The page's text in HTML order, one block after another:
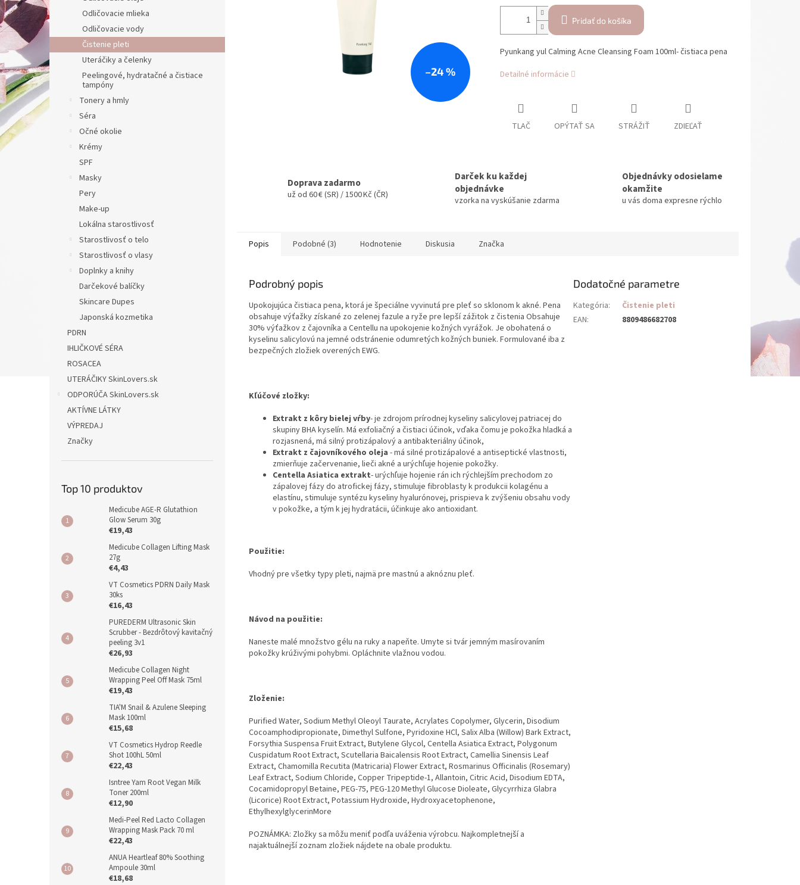
Odličovacie mlieka
Odličovacie vody
Čistenie pleti
Uteráčiky a čelenky
Peelingové, hydratačné a čistiace
tampóny
Tonery a hmly
Séra
Očné okolie
Krémy
SPF
Masky
Pery
Make-up
Lokálna starostlivosť
Starostlivosť o telo
Starostlivosť o vlasy
Doplnky a knihy
Darčekové balíčky
Skincare Dupes
Japonská kozmetika
PDRN
IHLIČKOVÉ SÉRA
ROSACEA
UTERÁČIKY SkinLovers.sk
ODPORÚČA SkinLovers.sk
AKTÍVNE LÁTKY
VÝPREDAJ
Značky
Top 10 produktov
Medicube AGE-R Glutathion
Glow Serum 30g
€19,43
Medicube Collagen Lifting Mask
27g
€4,43
VT Cosmetics PDRN Daily Mask
30ks
€16,43
PUREDERM Ultrasonic Skin
Scrubber - Bezdrôtový kavitačný
peeling 3v1
€26,93
Medicube Collagen Night
Wrapping Peel Off Mask 75ml
€19,43
TIA'M Snail & Azulene Sleeping
Mask 100ml
€15,68
VT Cosmetics Hydrop Reedle
Shot 100hL 50ml
€22,43
Isntree Yam Root Vegan Milk
Toner 200ml
€12,90
Medi-Peel Red Lacto Collagen
Wrapping Mask Pack 70 ml
€22,43
ANUA Heartleaf 80% Soothing
Ampoule 30ml
€18,68
–24 %
Pridať do košíka
Pyunkang yul Calming Acne Cleansing Foam 100ml- čistiaca pena
Detailné informácie
TLAČ OPÝTAŤ SA STRÁŽIŤ ZDIEĽAŤ
Doprava zadarmo
už od 60 € (SR) / 1500 Kč (ČR)
Darček ku každej
objednávke
vzorka na vyskúšanie zdarma
Objednávky odosielame
okamžite
u vás doma expresne rýchlo
Popis Podobné (3) Hodnotenie Diskusia Značka
Podrobný popis
Upokojujúca čistiaca pena, ktorá je špeciálne vyvinutá pre pleť so sklonom k akné. Pena
obsahuje výťažky získané zo zelenej fazule a ryže pre lepší zážitok z čistenia Obsahuje
30% výťažkov z čajovníka a Centellu na upokojenie kožných vyrážok. Je obohatená o
kyselinu salicylovú na jemné odstránenie odumretých kožných buniek. Formulované iba z
bezpečných zložiek overených EWG.
Kľúčové zložky:
Extrakt z kôry bielej vŕby- je zdrojom prírodnej kyseliny salicylovej patriacej do
skupiny BHA kyselín. Má exfoliačný a čistiaci účinok, vďaka čomu je pokožka hladká a
rozjasnená, má silný protizápalový a antibakteriálny účinok,
Extrakt z čajovníkového oleja - má silné protizápalové a antiseptické vlastnosti,
zmierňuje začervenanie, lieči akné a urýchľuje hojenie pokožky.
Centella Asiatica extrakt- urýchľuje hojenie rán ich rýchlejším prechodom zo
zápalovej fázy do atrofickej fázy, stimuluje fibroblasty k produkcii kolagénu a
elastínu, stimuluje syntézu kyseliny hyalurónovej, prispieva k zvýšeniu obsahu vody
v pokožke, a tým k jej hydratácii, účinkuje ako antioxidant.
Použitie:
Vhodný pre všetky typy pleti, najmä pre mastnú a aknóznu pleť.
Návod na použitie:
Naneste malé množstvo gélu na ruky a napeňte. Umyte si tvár jemným masírovaním
pokožky krúživými pohybmi. Opláchnite vlažnou vodou.
Zloženie:
Purified Water, Sodium Methyl Oleoyl Taurate, Acrylates Copolymer, Glycerin, Disodium
Cocoamphodipropionate, Dimethyl Sulfone, Pyridoxine HCl, Salix Alba (Willow) Bark Extract,
Forsythia Suspensa Fruit Extract, Butylene Glycol, Centella Asiatica Extract, Polygonum
Cuspidatum Root Extract, Scutellaria Baicalensis Root Extract, Camellia Sinensis Leaf
Extract, Chamomilla Recutita (Matricaria) Flower Extract, Rosmarinus Officinalis (Rosemary)
Leaf Extract, Sodium Chloride, Copper Tripeptide-1, Allantoin, Citric Acid, Disodium EDTA,
Cocamidopropyl Betaine, PEG-75, PEG-120 Methyl Glucose Dioleate, Glycyrrhiza Glabra
(Licorice) Root Extract, Potassium Hydroxide, Hydroxyacetophenone,
EthylhexylglycerinMore
POZNÁMKA: Zložky sa môžu meniť podľa uváženia výrobcu. Najkompletnejší a
najaktuálnejší zoznam zložiek nájdete na obale produktu.
Dodatočné parametre
Kategória:
Čistenie pleti
EAN: 8809486682708